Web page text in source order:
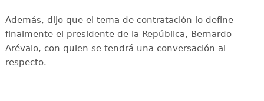
Además, dijo que el tema de contratación lo define
finalmente el presidente de la República, Bernardo
Arévalo, con quien se tendrá una conversación al
respecto.